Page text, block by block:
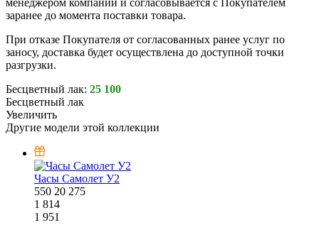
менеджером компании и согласовывается с Покупателем
заранее до момента поставки товара.
При отказе Покупателя от согласованных ранее услуг по
заносу, доставка будет осуществлена до доступной точки
разгрузки.
Бесцветный лак: 25 100
Бесцветный лак
Увеличить
Другие модели этой коллекции
Часы Самолет У2
550 20 275
1 814
1 951